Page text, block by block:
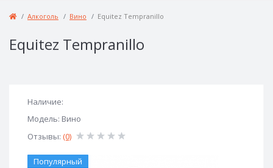
Алкоголь Вино Equitez Tempranillo
Equitez Tempranillo
Наличие:
Модель: Вино
Отзывы: (0)
Популярный